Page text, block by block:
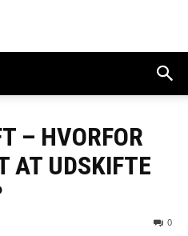
– HVORFOR
AT UDSKIFTE
0